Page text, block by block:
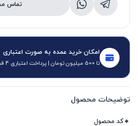
تماس
امکان خرید عمده به صورت اعتباری
تا 500 میلیون تومان | پرداخت اعتباری 4 قسطه
توضیحات محصول